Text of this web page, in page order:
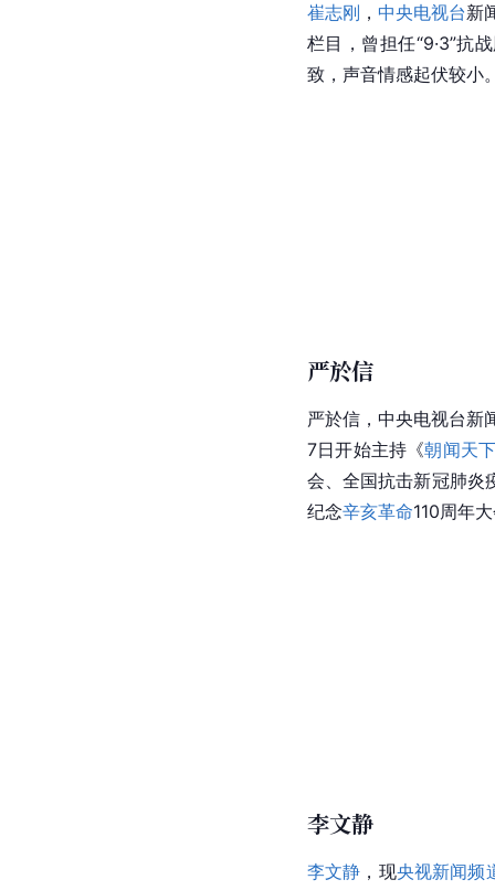
崔志刚 ，中央电视台新
栏目，曾担任“9·3”抗
致，声音情感起伏较小
严於信
严於信 ，中央电视台
7日开始主持《朝闻天
会 、全国抗击新冠肺炎
纪念辛亥革命110周年
李文静
李文静 ，现央视新闻频